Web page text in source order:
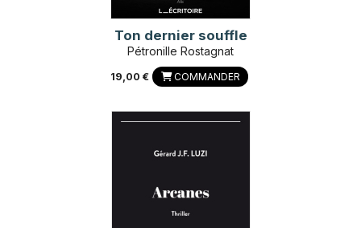
Ton dernier souffle
Pétronille Rostagnat
19,00 € COMMANDER